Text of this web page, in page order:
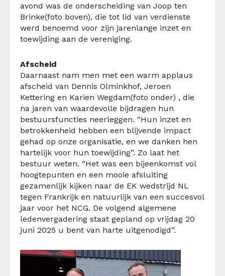
avond was de onderscheiding van Joop ten
Brinke(foto boven), die tot lid van verdienste
werd benoemd voor zijn jarenlange inzet en
toewijding aan de vereniging.
Afscheid
Daarnaast nam men met een warm applaus
afscheid van Dennis Olminkhof, Jeroen
Kettering en Karien Wegdam(foto onder) , die
na jaren van waardevolle bijdragen hun
bestuursfuncties neerleggen. “Hun inzet en
betrokkenheid hebben een blijvende impact
gehad op onze organisatie, en we danken hen
hartelijk voor hun toewijding”. Zo laat het
bestuur weten. “Het was een bijeenkomst vol
hoogtepunten en een mooie afsluiting
gezamenlijk kijken naar de EK wedstrijd NL
tegen Frankrijk en natuurlijk van een succesvol
jaar voor het NCG. De volgend algemene
ledenvergadering staat gepland op vrijdag 20
juni 2025 u bent van harte uitgenodigd”.